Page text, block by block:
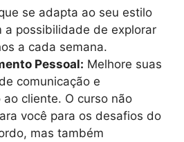
se adapta ao seu estilo
a possibilidade de explorar
a cada semana.
Pessoal: Melhore suas
comunicação e
cliente. O curso não
você para os desafios do
mas também